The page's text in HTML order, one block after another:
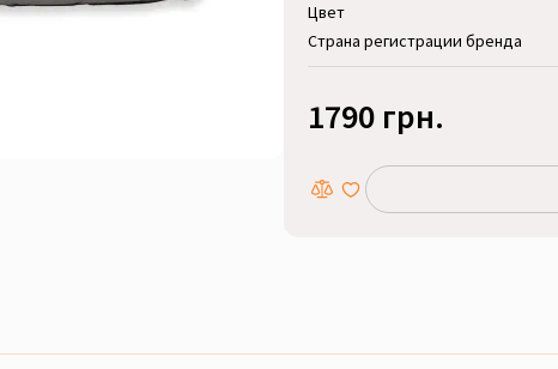
Цвет
Страна регистрации бренда
1790 грн.